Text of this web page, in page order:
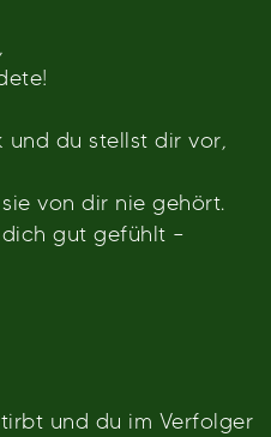
und du stellst dir vor,
von dir nie gehört.
dich gut gefühlt –
und du im Verfolger